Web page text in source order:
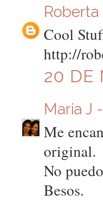
Roberta
Cool
http://
20 DE
Maria J
Me
original.
No
Besos.